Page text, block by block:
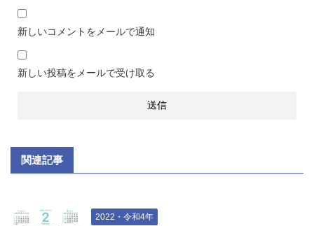
新しいコメントをメールで通知
新しい投稿をメールで受け取る
関連記事
2022・令和4年